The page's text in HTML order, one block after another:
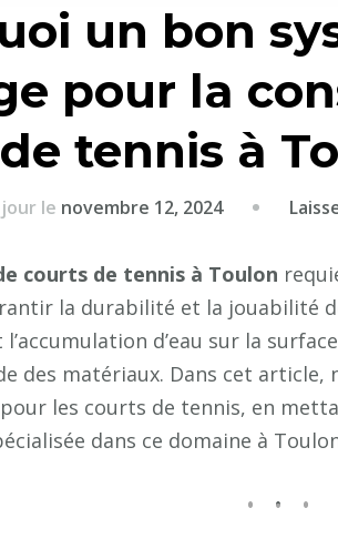
un bon
pour la
tennis à
le novembre 12, 2024
courts de tennis à Toulon
la durabilité et la jouabilité
d’eau sur la
des matériaux. Dans cet article,
les courts de tennis, en
dans ce domaine à